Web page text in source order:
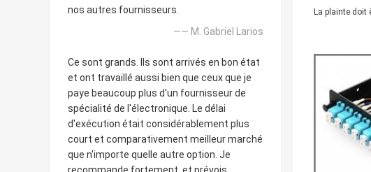
nos autres fournisseurs.
—— M. Gabriel Larios
Ce sont grands. Ils sont arrivés en bon état
et ont travaillé aussi bien que ceux que je
paye beaucoup plus d'un fournisseur de
spécialité de l'électronique. Le délai
d'exécution était considérablement plus
court et comparativement meilleur marché
que n'importe quelle autre option. Je
La plainte doit